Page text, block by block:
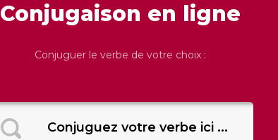
Conjugaison en ligne
Conjuguer le verbe de votre choix :